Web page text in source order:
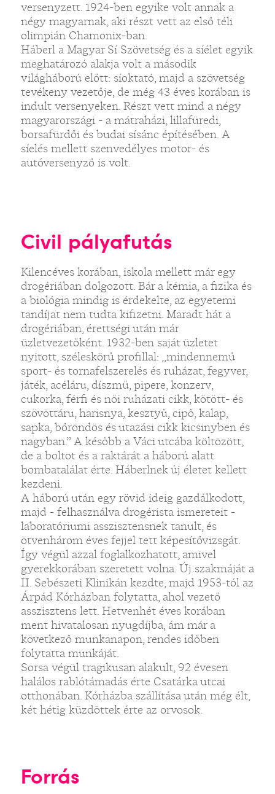
versenyzett. 1924-ben egyike volt annak a
négy magyarnak, aki részt vett az első téli
olimpián Chamonix-ban.
Háberl a Magyar Sí Szövetség és a síélet egyik
meghatározó alakja volt a második
világháború előtt: síoktató, majd a szövetség
tevékeny vezetője, de még 43 éves korában is
indult versenyeken. Részt vett mind a négy
magyarországi - a mátraházi, lillafüredi,
borsafürdői és budai sísánc építésében. A
síelés mellett szenvedélyes motor- és
autóversenyző is volt.
Civil pályafutás
Kilencéves korában, iskola mellett már egy
drogériában dolgozott. Bár a kémia, a fizika és
a biológia mindig is érdekelte, az egyetemi
tandíjat nem tudta kifizetni. Maradt hát a
drogériában, érettségi után már
üzletvezetőként. 1932-ben saját üzletet
nyitott, széleskörű profillal: „mindennemű
sport- és tornafelszerelés és ruházat, fegyver,
játék, acéláru, díszmű, pipere, konzerv,
cukorka, férfi és női ruházati cikk, kötött- és
szövöttáru, harisnya, kesztyű, cipő, kalap,
sapka, bőröndös és utazási cikk kicsinyben és
nagyban.” A később a Váci utcába költözött,
de a boltot és a raktárát a háború alatt
bombatalálat érte. Háberlnek új életet kellett
kezdeni.
A háború után egy rövid ideig gazdálkodott,
majd - felhasználva drogérista ismereteit -
laboratóriumi asszisztensnek tanult, és
ötvenhárom éves fejjel tett képesítővizsgát.
Így végül azzal foglalkozhatott, amivel
gyerekkorában szeretett volna. Új szakmáját a
II. Sebészeti Klinikán kezdte, majd 1953-tól az
Árpád Kórházban folytatta, ahol vezető
asszisztens lett. Hetvenhét éves korában
ment hivatalosan nyugdíjba, ám már a
következő munkanapon, rendes időben
folytatta munkáját.
Sorsa végül tragikusan alakult, 92 évesen
halálos rablótámadás érte Csatárka utcai
otthonában. Kórházba szállítása után még élt,
két hétig küzdöttek érte az orvosok.
Forrás